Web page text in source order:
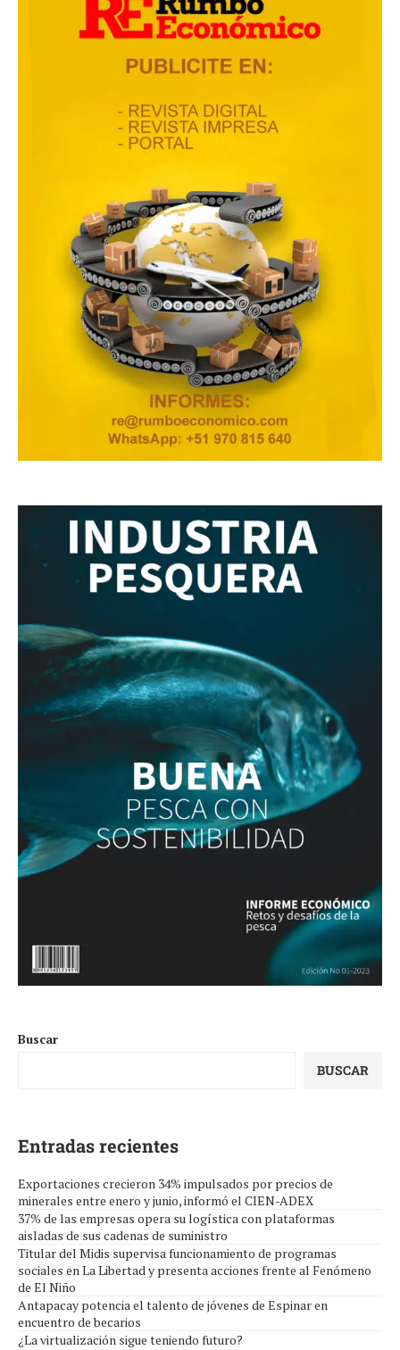
Buscar
BUSCAR
Entradas recientes
Exportaciones crecieron 34% impulsados por precios de
minerales entre enero y junio, informó el CIEN-ADEX
37% de las empresas opera su logística con plataformas
aisladas de sus cadenas de suministro
Titular del Midis supervisa funcionamiento de programas
sociales en La Libertad y presenta acciones frente al Fenómeno
de El Niño
Antapacay potencia el talento de jóvenes de Espinar en
encuentro de becarios
¿La virtualización sigue teniendo futuro?